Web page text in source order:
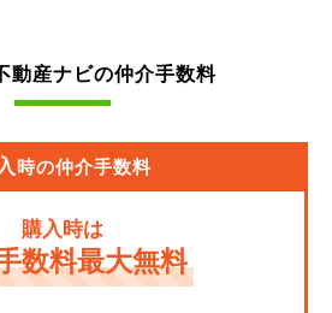
動産ナビの仲介手数料
時の仲介手数料
購入時は
数料最大無料